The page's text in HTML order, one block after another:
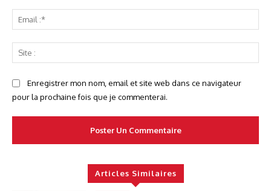
:*
:
Enregistrer mon nom, email et site web dans ce navigateur
pour la prochaine fois que je commenterai.
Articles Similaires